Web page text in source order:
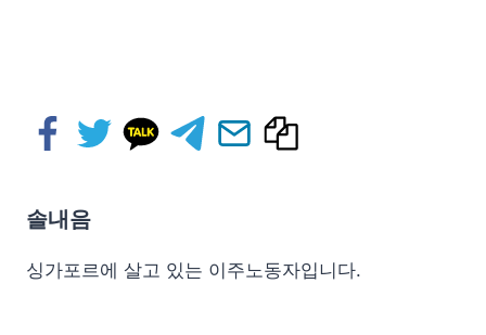
솔내음
싱가포르에 살고 있는 이주노동자입니다.